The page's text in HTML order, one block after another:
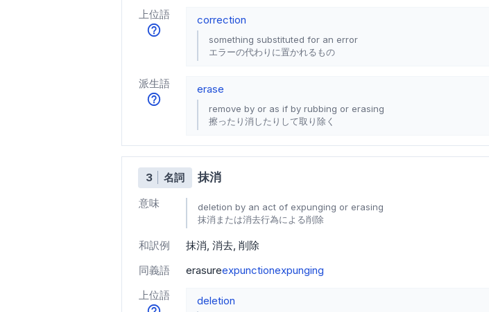
上位語 correction
something substituted for an error
エラーの代わりに置かれるもの
派生語 erase
remove by or as if by rubbing or erasing
擦ったり消したりして取り除く
3 名詞 抹消
意味
deletion by an act of expunging or erasing
抹消または消去行為による削除
和訳例 抹消 消去 削除
同義語
erasureexpunctionexpunging
上位語
deletion